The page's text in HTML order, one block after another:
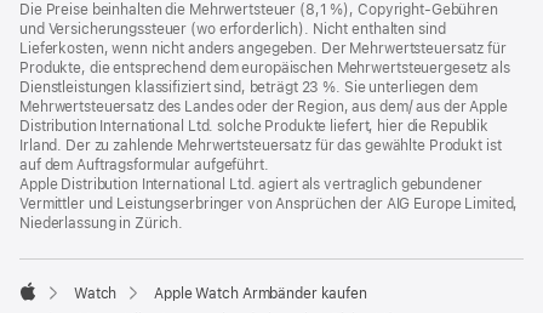
Die Preise beinhalten die Mehrwertsteuer (8,1 %), Copyright-Gebühren
und Versicherungssteuer (wo erforderlich). Nicht enthalten sind
Lieferkosten, wenn nicht anders angegeben. Der Mehrwertsteuersatz für
Produkte, die entsprechend dem europäischen Mehrwertsteuergesetz als
Dienstleistungen klassifiziert sind, beträgt 23 %. Sie unterliegen dem
Mehrwertsteuersatz des Landes oder der Region, aus dem/ aus der Apple
Distribution International Ltd. solche Produkte liefert, hier die Republik
Irland. Der zu zahlende Mehrwertsteuersatz für das gewählte Produkt ist
auf dem Auftragsformular aufgeführt.
Apple Distribution International Ltd. agiert als vertraglich gebundener
Vermittler und Leistungserbringer von Ansprüchen der AIG Europe Limited,
Niederlassung in Zürich.
Watch
Apple Watch Armbänder kaufen